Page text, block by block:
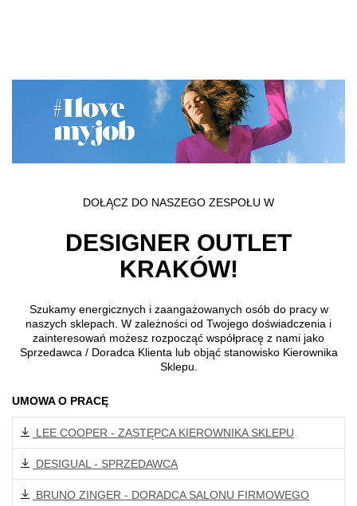
DOŁĄCZ DO NASZEGO ZESPOŁU W
DESIGNER OUTLET
KRAKÓW!
Szukamy energicznych i zaangażowanych osób do pracy w
naszych sklepach. W zależności od Twojego doświadczenia i
zainteresowań możesz rozpocząć współpracę z nami jako
Sprzedawca / Doradca Klienta lub objąć stanowisko Kierownika
Sklepu
UMOWA O PRACĘ
LEE COOPER - ZASTĘPCA KIEROWNIKA SKLEPU
DESIGUAL - SPRZEDAWCA
BRUNO ZINGER - DORADCA SALONU FIRMOWEGO